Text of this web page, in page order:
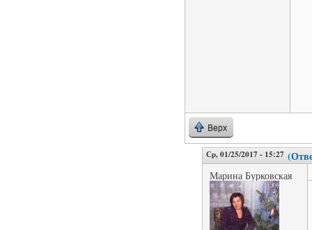
Верх
Ср, 01/25/2017 - 15:27
Марина Бурковская